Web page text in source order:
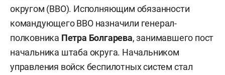
округом (ВВО). Исполняющим обязанности
командующего ВВО назначили генерал-
полковника Петра Болгарева, занимавшего пост
начальника штаба округа. Начальником
управления войск беспилотных систем стал